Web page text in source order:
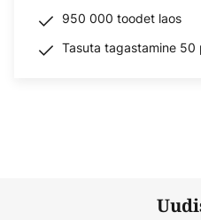
950 000 toodet laos
Tasuta tagastamine 50